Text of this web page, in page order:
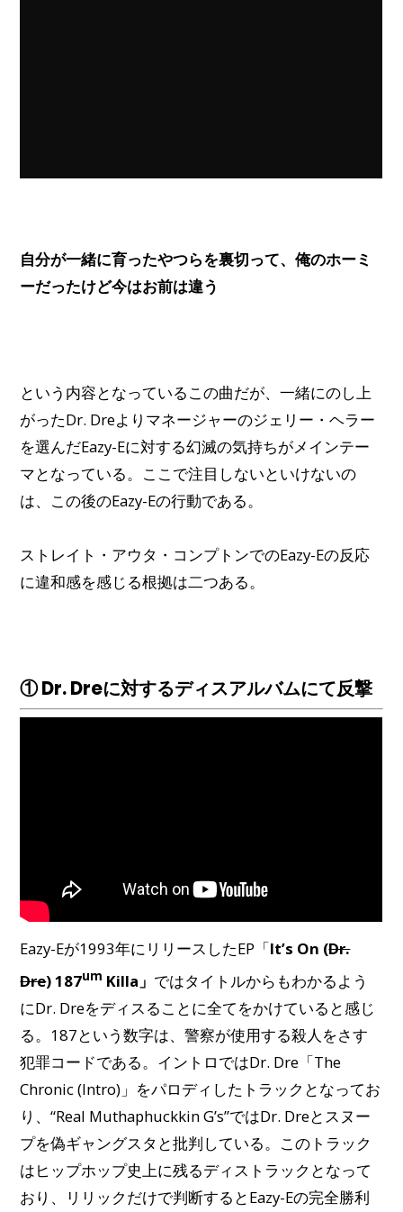
自分が一緒に育ったやつらを裏切って、俺のホーミ
ーだったけど今はお前は違う
という内容となっているこの曲だが、一緒にのし上
がったDr. Dreよりマネージャーのジェリー・ヘラー
を選んだEazy-Eに対する幻滅の気持ちがメインテー
マとなっている。ここで注目しないといけないの
は、この後のEazy-Eの行動である。
ストレイト・アウタ・コンプトンでのEazy-Eの反応
に違和感を感じる根拠は二つある。
① Dr. Dreに対するディスアルバムにて反撃
Eazy-Eが1993年にリリースしたEP「It’s On (Dr.
Dre) 187um Killa」 ではタイトルからもわかるよう
にDr. Dreをディスることに全てをかけていると感じ
る。187という数字は、警察が使用する殺人をさす
犯罪コードである。イントロではDr. Dre「The
Chronic (Intro)」をパロディしたトラックとなってお
り、“Real Muthaphuckkin G’s”ではDr. Dreとスヌー
プを偽ギャングスタと批判している。このトラック
はヒップホップ史上に残るディストラックとなって
おり、リリックだけで判断するとEazy-Eの完全勝利